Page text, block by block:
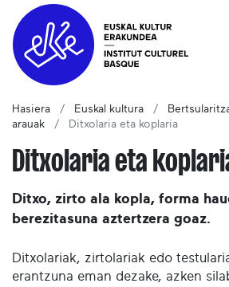
Hasiera Euskal kultura
arauak
Ditxolaria eta koplaria
Ditxolaria eta
Ditxo, zirto ala kopla, forma
berezitasuna aztertzera goaz.
Ditxolariak, zirtolariak edo
erantzuna eman dezake, azken